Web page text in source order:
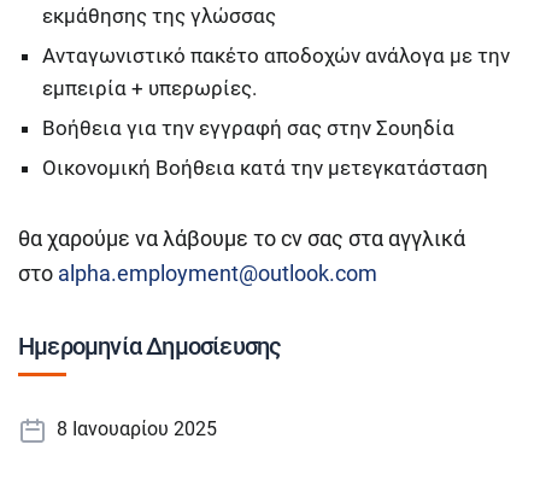
εκμάθησης της γλώσσας
Ανταγωνιστικό πακέτο αποδοχών ανάλογα με την
εμπειρία + υπερωρίες.
Βοήθεια για την εγγραφή σας στην Σουηδία
Οικονομική Βοήθεια κατά την μετεγκατάσταση
θα χαρούμε να λάβουμε το cv σας στα αγγλικά
στο alpha.employment@outlook.com
Ημερομηνία Δημοσίευσης
8 Ιανουαρίου 2025